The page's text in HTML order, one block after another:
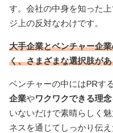
す。会社の中身を知った
ジ上の反対なわけです。
大手企業とベンチャー企
く、さまざまな選択肢が
ベンチャーの中にはPRす
企業やワクワクできる理
いないだけで素晴らしく
ネスを通じてしっかり伝